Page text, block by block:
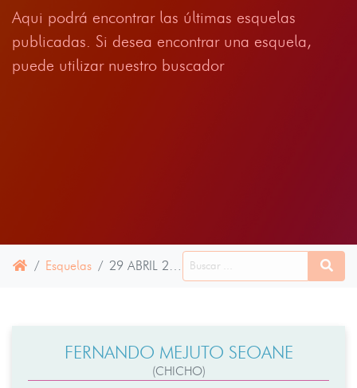
Aqui podrá encontrar las últimas esquelas
publicadas. Si desea encontrar una esquela,
puede utilizar nuestro buscador
Esquelas 29 ABRIL 2026
FERNANDO MEJUTO SEOANE
(CHICHO)